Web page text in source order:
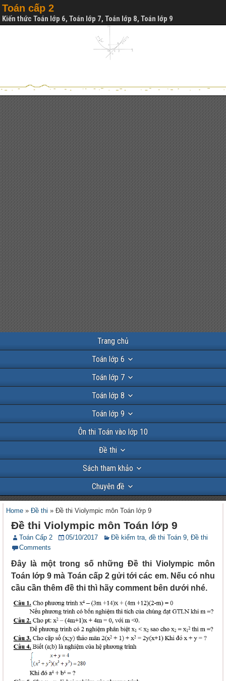
Toán cấp 2
Kiến thức Toán lớp 6, Toán lớp 7, Toán lớp 8, Toán lớp 9
Trang chủ
Toán lớp 6
Toán lớp 7
Toán lớp 8
Toán lớp 9
Ôn thi Toán vào lớp 10
Đề thi
Sách tham khảo
Chuyên đề
Home » Đề thi » Đề thi Violympic môn Toán lớp 9
Đề thi Violympic môn Toán lớp 9
Toán Cấp 2 05/10/2017 Đề kiểm tra, đề thi Toán 9, Đề thi
Comments
Đây là một trong số những Đề thi Violympic môn
Toán lớp 9 mà Toán cấp 2 gửi tới các em. Nếu có nhu
cầu cần thêm đề thi thì hãy comment bên dưới nhé.